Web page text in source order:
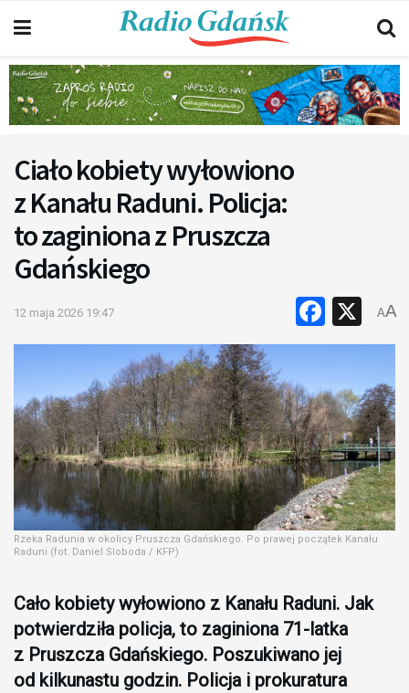
Ciało kobiety wyłowiono
z Kanału Raduni. Policja:
to zaginiona z Pruszcza
Gdańskiego
12 maja 2026 19:47 X
AA
Rzeka Radunia w okolicy Pruszcza Gdańskiego. Po prawej początek Kanału
Raduni (fot. Daniel Sloboda / KFP)
Cało kobiety wyłowiono z Kanału Raduni. Jak
potwierdziła policja, to zaginiona 71-latka
z Pruszcza Gdańskiego. Poszukiwano jej
od kilkunastu godzin. Policja i prokuratura